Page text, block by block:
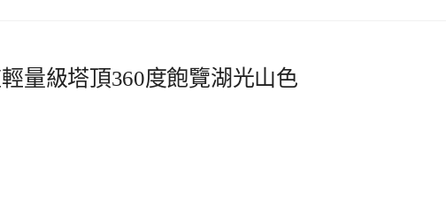
量級塔頂360度飽覽湖光山色